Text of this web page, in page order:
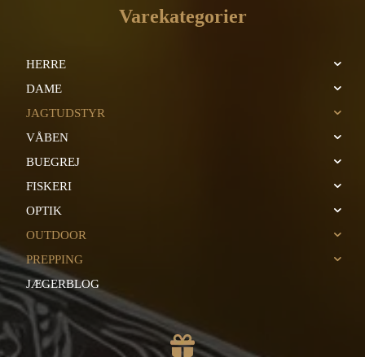
Varekategorier
HERRE
DAME
JAGTUDSTYR
VÅBEN
BUEGREJ
FISKERI
OPTIK
OUTDOOR
PREPPING
JÆGERBLOG